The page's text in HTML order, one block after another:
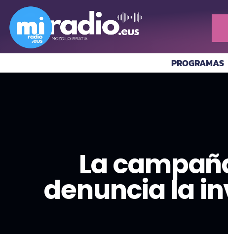
PROGRAMAS
La
denuncia la